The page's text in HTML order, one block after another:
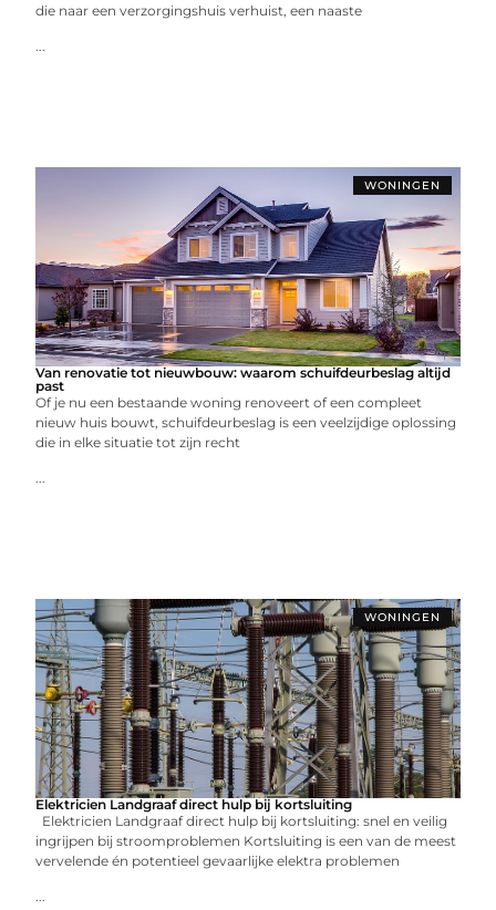
die naar een verzorgingshuis verhuist, een naaste
...
WONINGEN
Van renovatie tot nieuwbouw: waarom schuifdeurbeslag altijd
past
Of je nu een bestaande woning renoveert of een compleet
nieuw huis bouwt, schuifdeurbeslag is een veelzijdige oplossing
die in elke situatie tot zijn recht
...
WONINGEN
Elektricien Landgraaf direct hulp bij kortsluiting
Elektricien Landgraaf direct hulp bij kortsluiting: snel en veilig
ingrijpen bij stroomproblemen Kortsluiting is een van de meest
vervelende én potentieel gevaarlijke elektra problemen
...